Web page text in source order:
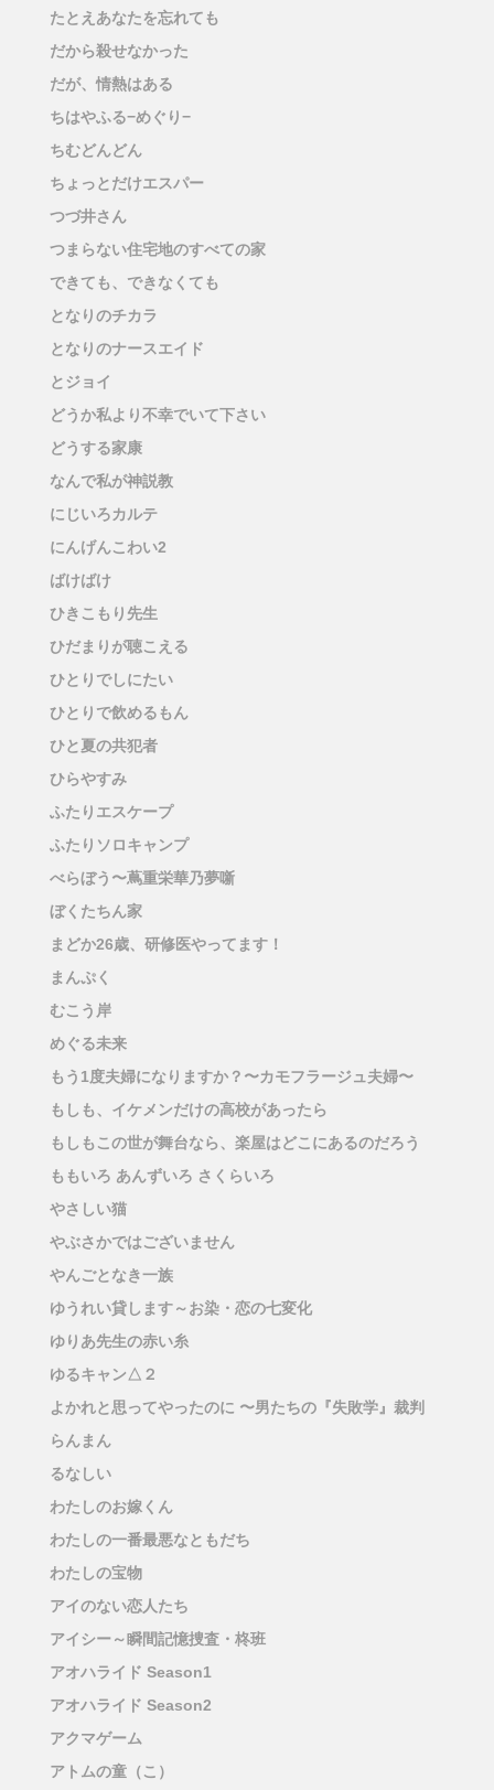
たとえあなたを忘れても
だから殺せなかった
だが、情熱はある
ちはやふる−めぐり−
ちむどんどん
ちょっとだけエスパー
つづ井さん
つまらない住宅地のすべての家
できても、できなくても
となりのチカラ
となりのナースエイド
とジョイ
どうか私より不幸でいて下さい
どうする家康
なんで私が神説教
にじいろカルテ
にんげんこわい2
ばけばけ
ひきこもり先生
ひだまりが聴こえる
ひとりでしにたい
ひとりで飲めるもん
ひと夏の共犯者
ひらやすみ
ふたりエスケープ
ふたりソロキャンプ
べらぼう〜蔦重栄華乃夢噺
ぼくたちん家
まどか26歳、研修医やってます！
まんぷく
むこう岸
めぐる未来
もう1度夫婦になりますか？〜カモフラージュ夫婦〜
もしも、イケメンだけの高校があったら
もしもこの世が舞台なら、楽屋はどこにあるのだろう
ももいろ あんずいろ さくらいろ
やさしい猫
やぶさかではございません
やんごとなき一族
ゆうれい貸します～お染・恋の七変化
ゆりあ先生の赤い糸
ゆるキャン△２
よかれと思ってやったのに 〜男たちの『失敗学』裁判
らんまん
るなしい
わたしのお嫁くん
わたしの一番最悪なともだち
わたしの宝物
アイのない恋人たち
アイシー～瞬間記憶捜査・柊班
アオハライド Season1
アオハライド Season2
アクマゲーム
アトムの童（こ）